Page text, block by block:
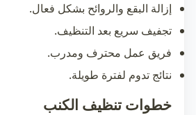
إزالة البقع والروائح بشكل فعال.
تجفيف سريع بعد التنظيف.
فريق عمل محترف ومدرب.
نتائج تدوم لفترة طويلة.
خطوات تنظيف الكنب